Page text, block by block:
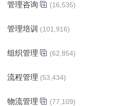
管理咨询 (16,535)
管理培训 (101,916)
组织管理 (62,854)
流程管理 (53,434)
物流管理 (77,109)